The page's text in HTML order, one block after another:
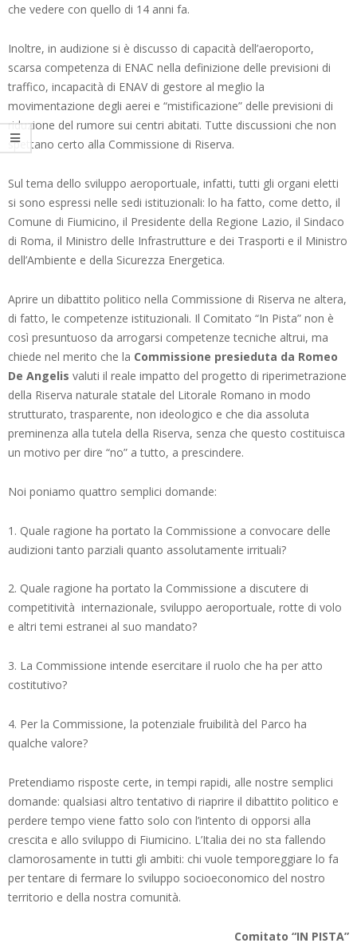
che vedere con quello di 14 anni fa.
Inoltre, in audizione si è discusso di capacità dell’aeroporto,
scarsa competenza di ENAC nella definizione delle previsioni di
traffico, incapacità di ENAV di gestore al meglio la
movimentazione degli aerei e “mistificazione” delle previsioni di
riduzione del rumore sui centri abitati. Tutte discussioni che non
spettano certo alla Commissione di Riserva.
Sul tema dello sviluppo aeroportuale, infatti, tutti gli organi eletti
si sono espressi nelle sedi istituzionali: lo ha fatto, come detto, il
Comune di Fiumicino, il Presidente della Regione Lazio, il Sindaco
di Roma, il Ministro delle Infrastrutture e dei Trasporti e il Ministro
dell’Ambiente e della Sicurezza Energetica.
Aprire un dibattito politico nella Commissione di Riserva ne altera,
di fatto, le competenze istituzionali. Il Comitato “In Pista” non è
così presuntuoso da arrogarsi competenze tecniche altrui, ma
chiede nel merito che la Commissione presieduta da Romeo
De Angelis valuti il reale impatto del progetto di riperimetrazione
della Riserva naturale statale del Litorale Romano in modo
strutturato, trasparente, non ideologico e che dia assoluta
preminenza alla tutela della Riserva, senza che questo costituisca
un motivo per dire “no” a tutto, a prescindere.
Noi poniamo quattro semplici domande:
1. Quale ragione ha portato la Commissione a convocare delle
audizioni tanto parziali quanto assolutamente irrituali?
2. Quale ragione ha portato la Commissione a discutere di
competitività internazionale, sviluppo aeroportuale, rotte di volo
e altri temi estranei al suo mandato?
3. La Commissione intende esercitare il ruolo che ha per atto
costitutivo?
4. Per la Commissione, la potenziale fruibilità del Parco ha
qualche valore?
Pretendiamo risposte certe, in tempi rapidi, alle nostre semplici
domande: qualsiasi altro tentativo di riaprire il dibattito politico e
perdere tempo viene fatto solo con l’intento di opporsi alla
crescita e allo sviluppo di Fiumicino. L’Italia dei no sta fallendo
clamorosamente in tutti gli ambiti: chi vuole temporeggiare lo fa
per tentare di fermare lo sviluppo socioeconomico del nostro
territorio e della nostra comunità.
Comitato “IN PISTA”